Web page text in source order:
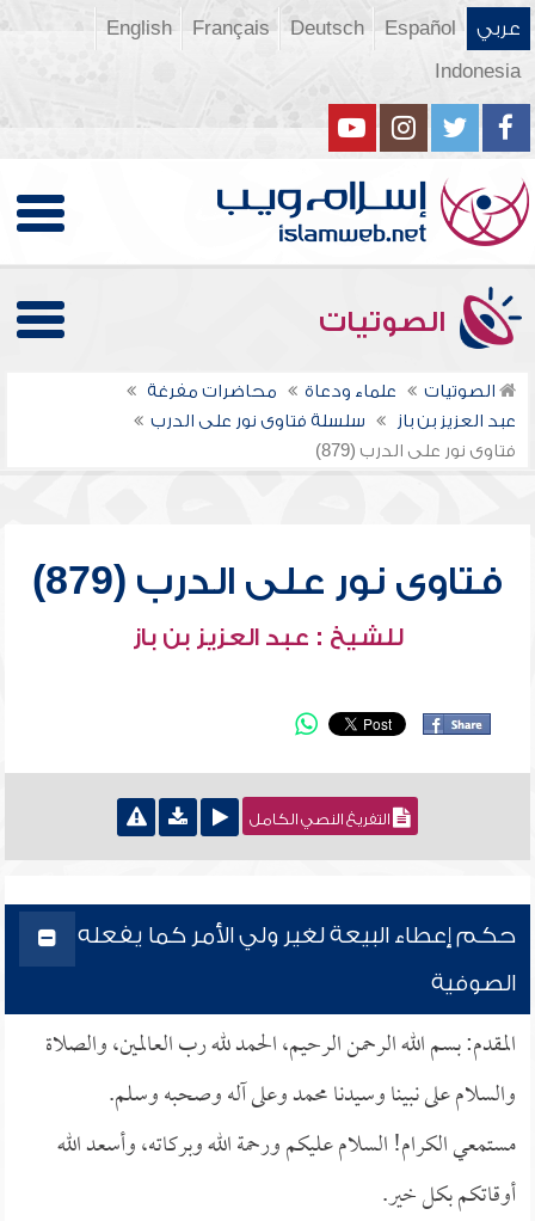
عربي Español
Deutsch
Français
English
Indonesia
الصوتيات
الصوتيات علماء ودعاة
محاضرات مفرغة
عبد العزيز بن باز
سلسلة فتاوى نور على الدرب
فتاوى نور على الدرب (879)
فتاوى نور على الدرب (879)
للشيخ : عبد العزيز بن باز
التفريغ النصي الكامل
حكم إعطاء البيعة لغير ولي الأمر كما يفعله
الصوفية
المقدم: بسم الله الرحمن الرحيم، الحمد لله رب العالمين، والصلاة
والسلام على نبينا وسيدنا محمد وعلى آله وصحبه وسلم.
مستمعي الكرام! السلام عليكم ورحمة الله وبركاته، وأسعد الله
أوقاتكم بكل خير.